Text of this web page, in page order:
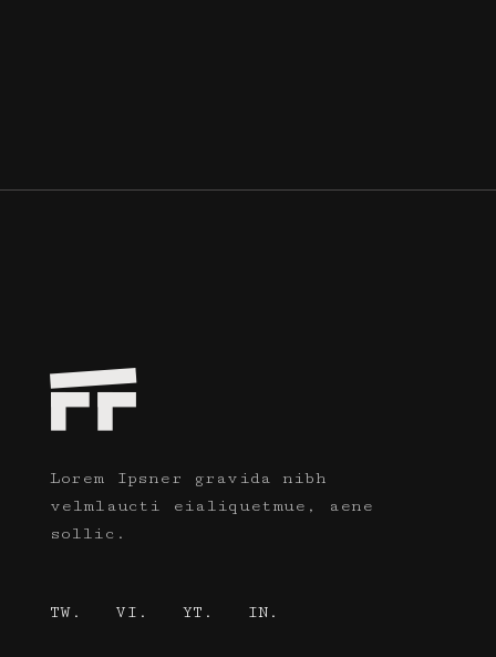
Lorem Ipsner gravida nibh
velmlaucti eialiquetmue, aene
sollic.
TW. VI. YT. IN.